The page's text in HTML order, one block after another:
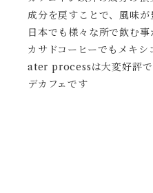
成分を戻すことで、風味が
日本でも様々な所で飲む事
カサドコーヒーでもメキ
ater processは大変好評で
デカフェです